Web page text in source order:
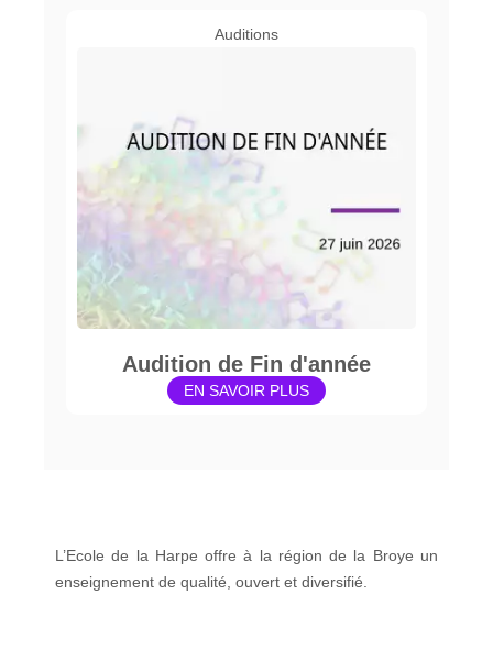
Auditions
Audition de Fin d'année
EN SAVOIR PLUS
L’Ecole de la Harpe offre à la région de la Broye un
enseignement de qualité, ouvert et diversifié.